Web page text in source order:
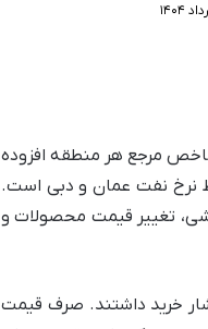
مرجع هر منطقه افزوده
نرخ نفت عمان و دبی است.
تغییر قیمت محصولات و
خرید داشتند. صرف قیمت